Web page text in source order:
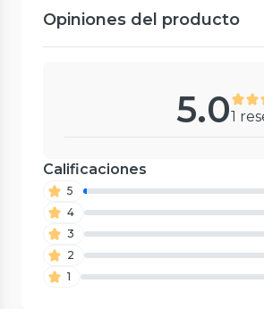
Opiniones del producto
5.01
Calificaciones
5
4
3
2
1